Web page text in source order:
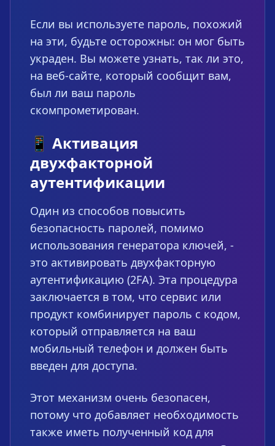
Если вы используете пароль, похожий
на эти, будьте осторожны: он мог быть
украден. Вы можете узнать, так ли это,
на веб-сайте, который сообщит вам,
был ли ваш пароль
скомпрометирован.
📱 Активация
двухфакторной
аутентификации
Один из способов повысить
безопасность паролей, помимо
использования генератора ключей, -
это активировать двухфакторную
аутентификацию (2FA). Эта процедура
заключается в том, что сервис или
продукт комбинирует пароль с кодом,
который отправляется на ваш
мобильный телефон и должен быть
введен для доступа.
Этот механизм очень безопасен,
потому что добавляет необходимость
также иметь полученный код для